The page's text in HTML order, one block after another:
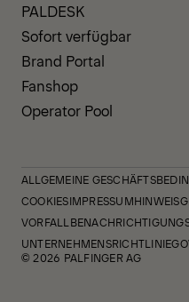
PALDESK
Sofort verfügbar
Brand Portal
Fanshop
Operator Pool
ALLGEMEINE
COOKIESIMPRESSUM
UNTERNEHMENSRICHTLINIE
© 2026 PALFINGER AG